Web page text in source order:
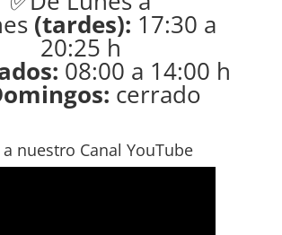
(tardes): 17:30 a
20:25 h
08:00 a 14:00 h
cerrado
nuestro Canal YouTube